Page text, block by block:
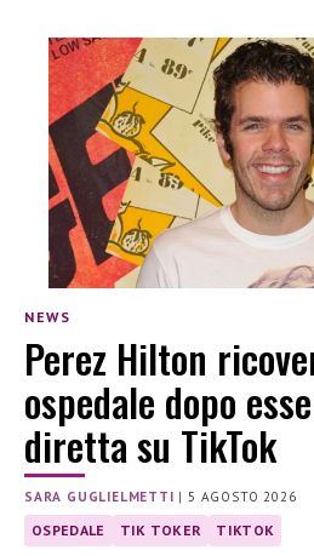
NEWS
Perez Hilton
ospedale dopo
diretta su TikTok
SARA GUGLIELMETTI |5 AGOSTO 2026
OSPEDALE TIK TOKER TIKTOK